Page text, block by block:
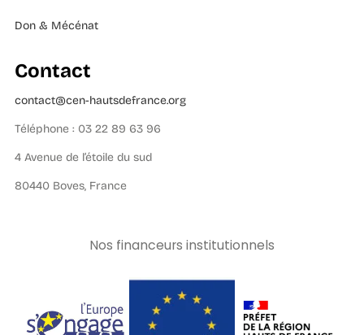
Don & Mécénat
Contact
contact@cen-hautsdefrance.org
Téléphone : 03 22 89 63 96
4 Avenue de l’étoile du sud
80440 Boves, France
Nos financeurs institutionnels